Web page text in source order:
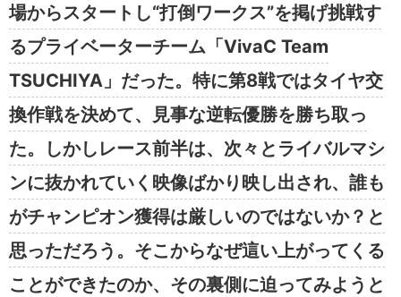
場からスタートし“打倒ワークス”を掲げ挑戦す
るプライベーターチーム「VivaC Team
TSUCHIYA」だった。特に第8戦ではタイヤ交
換作戦を決めて、見事な逆転優勝を勝ち取っ
た。しかしレース前半は、次々とライバルマシ
ンに抜かれていく映像ばかり映し出され、誰も
がチャンピオン獲得は厳しいのではないか？と
思っただろう。そこからなぜ這い上がってくる
ことができたのか、その裏側に迫ってみようと